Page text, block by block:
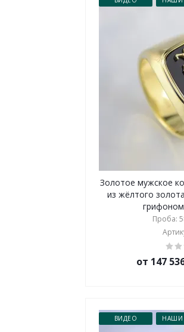
Золотое мужское
из жёлтого
грифоном
Проба:
от 147
ВИДЕО НАШИ